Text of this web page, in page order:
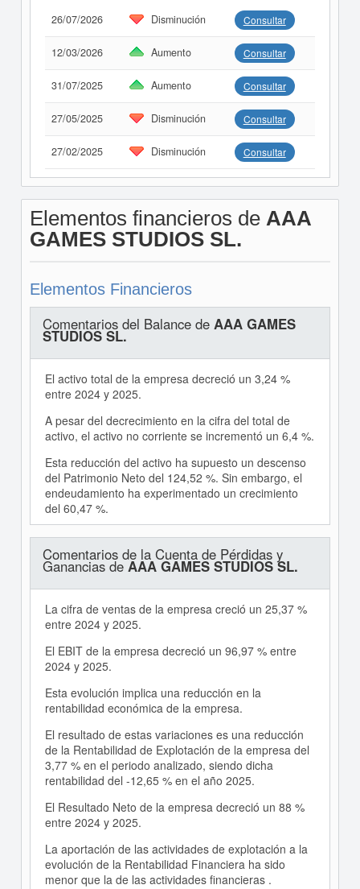
26/07/2026 Disminución Consultar
12/03/2026 Aumento Consultar
31/07/2025 Aumento Consultar
27/05/2025 Disminución Consultar
27/02/2025 Disminución Consultar
Elementos financieros de AAA
GAMES STUDIOS SL.
Elementos Financieros
Comentarios del Balance de AAA GAMES
STUDIOS SL.
El activo total de la empresa decreció un 3,24 %
entre 2024 y 2025.
A pesar del decrecimiento en la cifra del total de
activo, el activo no corriente se incrementó un 6,4 %.
Esta reducción del activo ha supuesto un descenso
del Patrimonio Neto del 124,52 %. Sin embargo, el
endeudamiento ha experimentado un crecimiento
del 60,47 %.
Comentarios de la Cuenta de Pérdidas y
Ganancias deAAA GAMES STUDIOS SL.
La cifra de ventas de la empresa creció un 25,37 %
entre 2024 y 2025.
El EBIT de la empresa decreció un 96,97 % entre
2024 y 2025.
Esta evolución implica una reducción en la
rentabilidad económica de la empresa.
El resultado de estas variaciones es una reducción
de la Rentabilidad de Explotación de la empresa del
3,77 % en el periodo analizado, siendo dicha
rentabilidad del -12,65 % en el año 2025.
El Resultado Neto de la empresa decreció un 88 %
entre 2024 y 2025.
La aportación de las actividades de explotación a la
evolución de la Rentabilidad Financiera ha sido
menor que la de las actividades financieras .